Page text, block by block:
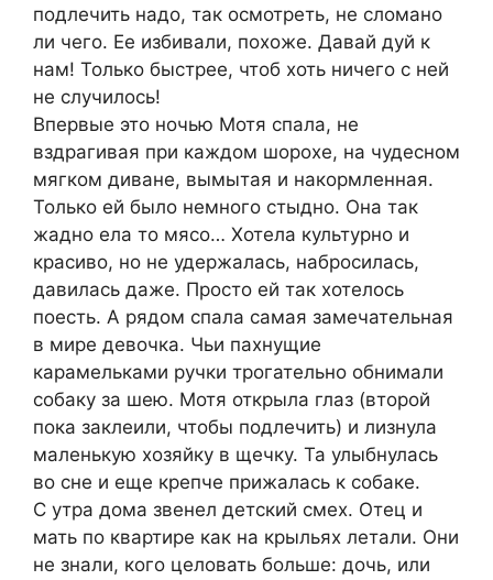
подлечить надо, так осмотреть, не сломано
ли чего. Ее избивали, похоже. Давай дуй к
нам! Только быстрее, чтоб хоть ничего с ней
не случилось!
Впервые это ночью Мотя спала, не
вздрагивая при каждом шорохе, на чудесном
мягком диване, вымытая и накормленная.
Только ей было немного стыдно. Она так
жадно ела то мясо… Хотела культурно и
красиво, но не удержалась, набросилась,
давилась даже. Просто ей так хотелось
поесть. А рядом спала самая замечательная
в мире девочка. Чьи пахнущие
карамельками ручки трогательно обнимали
собаку за шею. Мотя открыла глаз (второй
пока заклеили, чтобы подлечить) и лизнула
маленькую хозяйку в щечку. Та улыбнулась
во сне и еще крепче прижалась к собаке.
С утра дома звенел детский смех. Отец и
мать по квартире как на крыльях летали. Они
не знали, кого целовать больше: дочь, или